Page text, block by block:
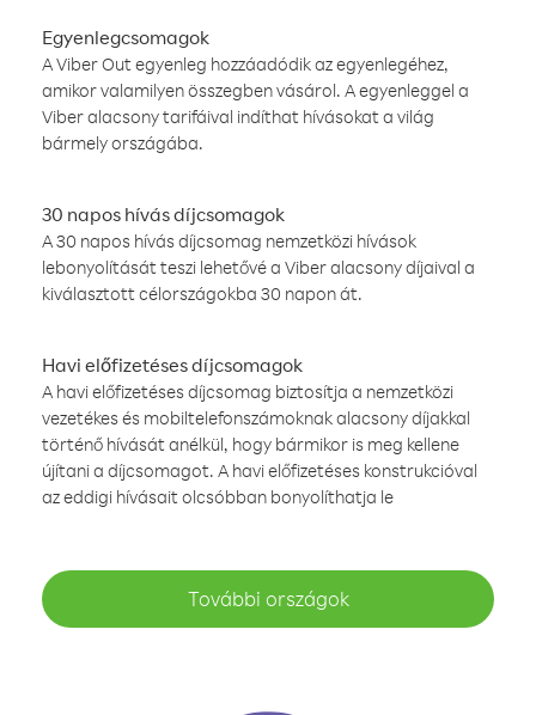
Egyenlegcsomagok
A Viber Out egyenleg hozzáadódik az egyenlegéhez,
amikor valamilyen összegben vásárol. A egyenleggel a
Viber alacsony tarifáival indíthat hívásokat a világ
bármely országába.
30 napos hívás díjcsomagok
A 30 napos hívás díjcsomag nemzetközi hívások
lebonyolítását teszi lehetővé a Viber alacsony díjaival a
kiválasztott célországokba 30 napon át.
Havi előfizetéses díjcsomagok
A havi előfizetéses díjcsomag biztosítja a nemzetközi
vezetékes és mobiltelefonszámoknak alacsony díjakkal
történő hívását anélkül, hogy bármikor is meg kellene
újítani a díjcsomagot. A havi előfizetéses konstrukcióval
az eddigi hívásait olcsóbban bonyolíthatja le
További országok